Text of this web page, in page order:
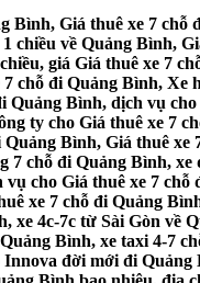
Bình, Giá thuê xe 7 chỗ
chiều về Quảng Bình,
giá Giá thuê xe 7
7 chỗ đi Quảng Bình, Xe
Quảng Bình, dịch vụ cho
ty cho Giá thuê xe 7
Bình, Giá thuê xe
7 chỗ đi Quảng Bình, xe
cho Giá thuê xe 7 chỗ
xe 7 chỗ đi Quảng
xe 4c-7c từ Sài Gòn về
Bình, xe taxi 4-7
Innova đời mới đi Quảng